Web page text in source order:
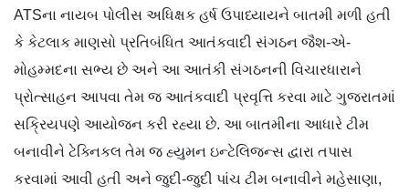
ATSના નાયબ પોલીસ અધિક્ષક હર્ષ ઉપાધ્યાયને બાતમી મળી હતી
કે કેટલાક માણસો પ્રતિબંધિત આતંકવાદી સંગઠન જૈશ-એ-
મોહમ્મદના સભ્ય છે અને આ આતંકી સંગઠનની વિચારધારાને
પ્રોત્સાહન આપવા તેમ જ આતંકવાદી પ્રવૃત્તિ કરવા માટે ગુજરાતમાં
સક્રિયપણે આયોજન કરી રહ્યા છે. આ બાતમીના આધારે ટીમ
બનાવીને ટેક્નિકલ તેમ જ હ્યુમન ઇન્ટેલિજન્સ દ્વારા તપાસ
કરવામાં આવી હતી અને જુદી-જુદી પાંચ ટીમ બનાવીને મહેસાણા,